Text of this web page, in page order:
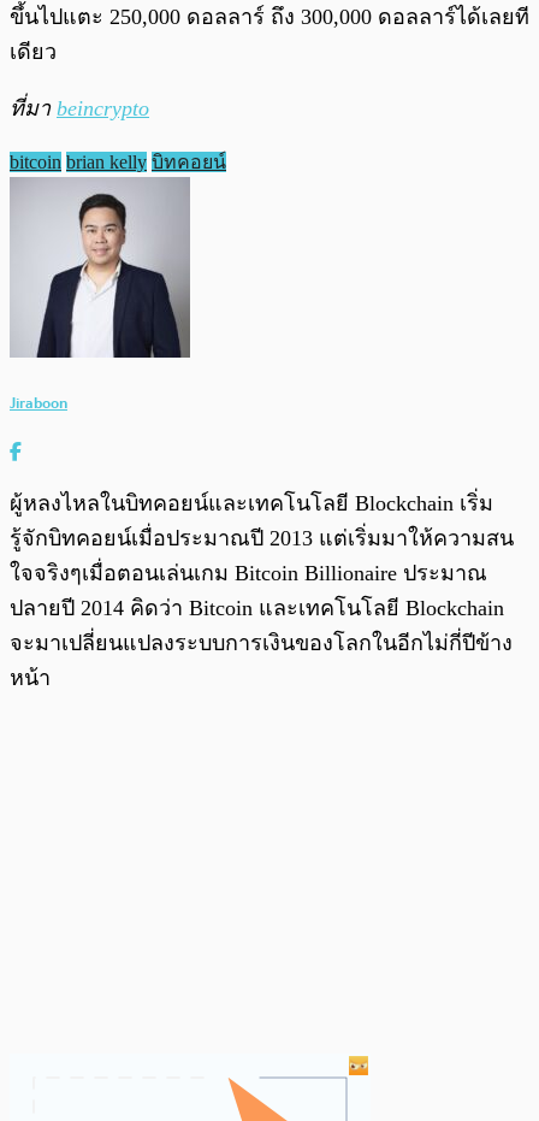
ขึ้นไปแตะ 250,000 ดอลลาร์ ถึง 300,000 ดอลลาร์ได้เลยที
เดียว
ที่มา beincrypto
bitcoin brian kelly บิทคอยน์
Jiraboon
ผู้หลงไหลในบิทคอยน์และเทคโนโลยี Blockchain เริ่ม
รู้จักบิทคอยน์เมื่อประมาณปี 2013 แต่เริ่มมาให้ความสน
ใจจริงๆเมื่อตอนเล่นเกม Bitcoin Billionaire ประมาณ
ปลายปี 2014 คิดว่า Bitcoin และเทคโนโลยี Blockchain
จะมาเปลี่ยนแปลงระบบการเงินของโลกในอีกไม่กี่ปีข้าง
หน้า